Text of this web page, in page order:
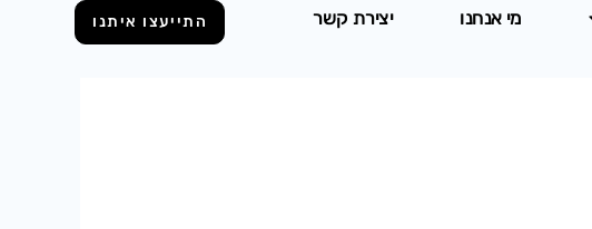
מי אנחנו יצירת קשר התייעצו איתנו